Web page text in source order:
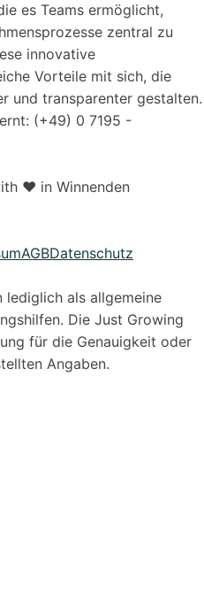
es Teams ermöglicht,
zentral zu
innovative
Vorteile mit sich, die
und transparenter gestalten.
(+49) 0 7195 -
❤️ in Winnenden
AGBDatenschutz
lediglich als allgemeine
Die Just Growing
für die Genauigkeit oder
Angaben.